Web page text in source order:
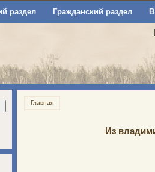
раздел Гражданский раздел
Главная
Из